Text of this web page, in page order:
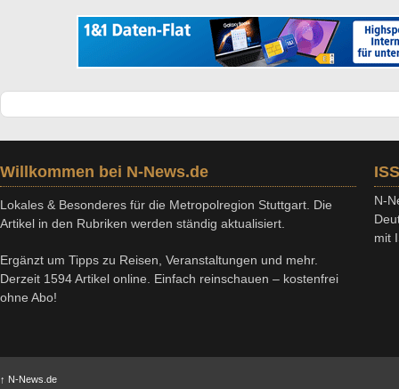
Willkommen bei N-News.de
Lokales & Besonderes für die Metropolregion Stuttgart. Die
Artikel in den Rubriken werden ständig aktualisiert.
Ergänzt um Tipps zu Reisen, Veranstaltungen und mehr.
Derzeit 1594 Artikel online. Einfach reinschauen – kostenfrei
ohne Abo!
N-
mit
↑ N-News.de